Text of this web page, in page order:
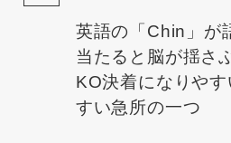
英語の「Chin」が
当たると脳が揺さ
KO決着になりや
すい急所の一つ